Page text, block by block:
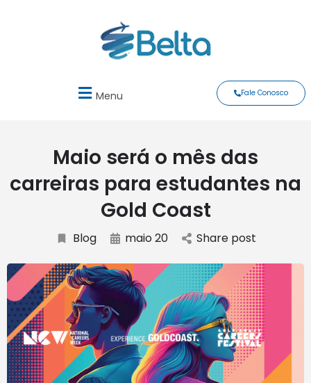
Menu Fale Conosco
Maio será o mês das
carreiras para estudantes na
Gold Coast
Blog maio 20 Share post